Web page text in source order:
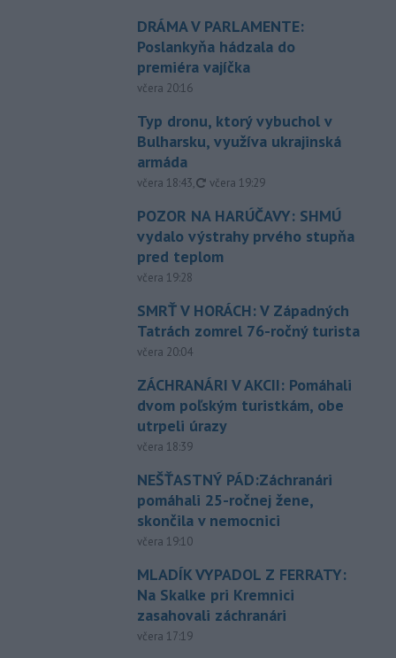
DRÁMA V PARLAMENTE:
Poslankyňa hádzala do
premiéra vajíčka
včera 20:16
Typ dronu, ktorý vybuchol v
Bulharsku, využíva ukrajinská
armáda
včera 18:43, aktualizované
včera 19:29
POZOR NA HARÚČAVY: SHMÚ
vydalo výstrahy prvého stupňa
pred teplom
včera 19:28
SMRŤ V HORÁCH: V Západných
Tatrách zomrel 76-ročný turista
včera 20:04
ZÁCHRANÁRI V AKCII: Pomáhali
dvom poľským turistkám, obe
utrpeli úrazy
včera 18:39
NEŠŤASTNÝ PÁD:Záchranári
pomáhali 25-ročnej žene,
skončila v nemocnici
včera 19:10
MLADÍK VYPADOL Z FERRATY:
Na Skalke pri Kremnici
zasahovali záchranári
včera 17:19